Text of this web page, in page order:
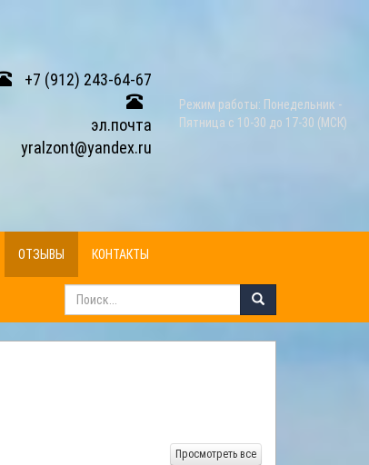
+7 (912) 243-64-67
эл.почта
yralzont@yandex.ru
Режим работы: Понедельник -
Пятница с 10-30 до 17-30 (МСК)
ОТЗЫВЫ КОНТАКТЫ
Просмотреть все